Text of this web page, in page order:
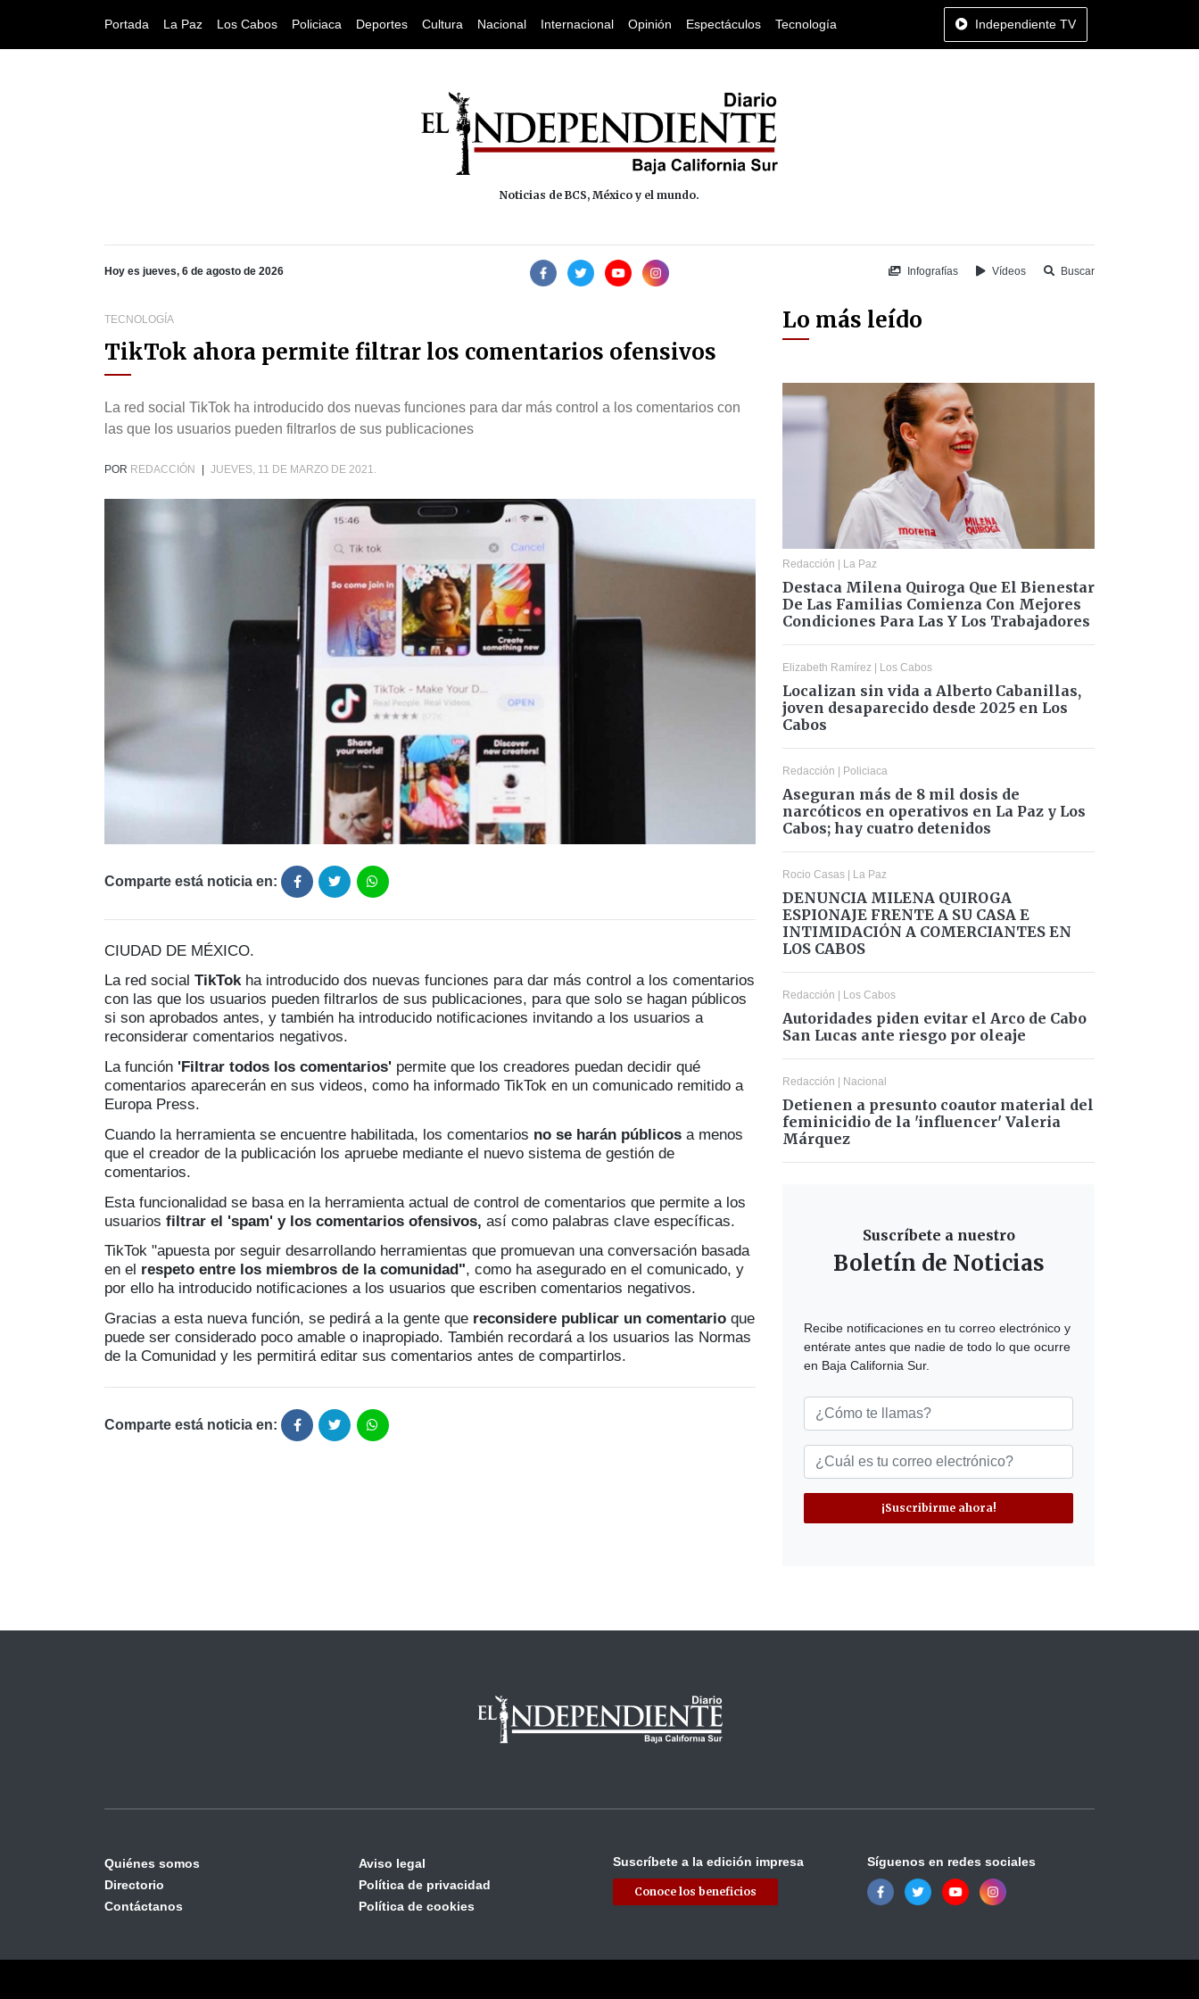
Portada La Paz Los Cabos Policiaca Deportes Cultura Nacional Internacional Opinión Espectáculos Tecnología Independiente TV
Noticias de BCS, México y el mundo.
Hoy es jueves, 6 de agosto de 2026 Infografías Vídeos Buscar
TECNOLOGÍA
TikTok ahora permite filtrar los comentarios ofensivos
La red social TikTok ha introducido dos nuevas funciones para dar más control a los comentarios con
las que los usuarios pueden filtrarlos de sus publicaciones
POR REDACCIÓN JUEVES, 11 DE MARZO DE 2021.
Comparte está noticia en:
CIUDAD DE MÉXICO.
La red social TikTok ha introducido dos nuevas funciones para dar más control a los comentarios
con las que los usuarios pueden filtrarlos de sus publicaciones, para que solo se hagan públicos
si son aprobados antes, y también ha introducido notificaciones invitando a los usuarios a
reconsiderar comentarios negativos.
La función 'Filtrar todos los comentarios' permite que los creadores puedan decidir qué
comentarios aparecerán en sus videos, como ha informado TikTok en un comunicado remitido a
Europa Press.
Cuando la herramienta se encuentre habilitada, los comentarios no se harán públicos a menos
que el creador de la publicación los apruebe mediante el nuevo sistema de gestión de
comentarios.
Esta funcionalidad se basa en la herramienta actual de control de comentarios que permite a los
usuarios filtrar el 'spam' y los comentarios ofensivos, así como palabras clave específicas.
TikTok "apuesta por seguir desarrollando herramientas que promuevan una conversación basada
en el respeto entre los miembros de la comunidad", como ha asegurado en el comunicado, y
por ello ha introducido notificaciones a los usuarios que escriben comentarios negativos.
Gracias a esta nueva función, se pedirá a la gente que reconsidere publicar un comentario que
puede ser considerado poco amable o inapropiado. También recordará a los usuarios las Normas
de la Comunidad y les permitirá editar sus comentarios antes de compartirlos.
Comparte está noticia en:
Lo más leído
Redacción | La Paz
Destaca Milena Quiroga Que El Bienestar
De Las Familias Comienza Con Mejores
Condiciones Para Las Y Los Trabajadores
Elizabeth Ramírez | Los Cabos
Localizan sin vida a Alberto Cabanillas,
joven desaparecido desde 2025 en Los
Cabos
Redacción | Policiaca
Aseguran más de 8 mil dosis de
narcóticos en operativos en La Paz y Los
Cabos; hay cuatro detenidos
Rocio Casas | La Paz
DENUNCIA MILENA QUIROGA
ESPIONAJE FRENTE A SU CASA E
INTIMIDACIÓN A COMERCIANTES EN
LOS CABOS
Redacción | Los Cabos
Autoridades piden evitar el Arco de Cabo
San Lucas ante riesgo por oleaje
Redacción | Nacional
Detienen a presunto coautor material del
feminicidio de la 'influencer' Valeria
Márquez
Suscríbete a nuestro
Boletín de Noticias
Recibe notificaciones en tu correo electrónico y
entérate antes que nadie de todo lo que ocurre
en Baja California Sur.
¡Suscribirme ahora!
Quiénes somos
Directorio
Contáctanos
Aviso legal
Política de privacidad
Política de cookies
Suscríbete a la edición impresa
Conoce los beneficios
Síguenos en redes sociales